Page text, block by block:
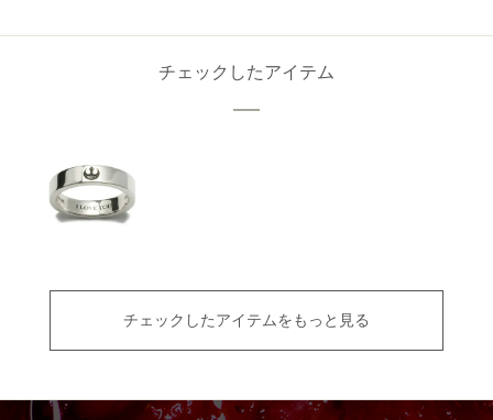
チェックしたアイテム
チェックしたアイテムをもっと見る